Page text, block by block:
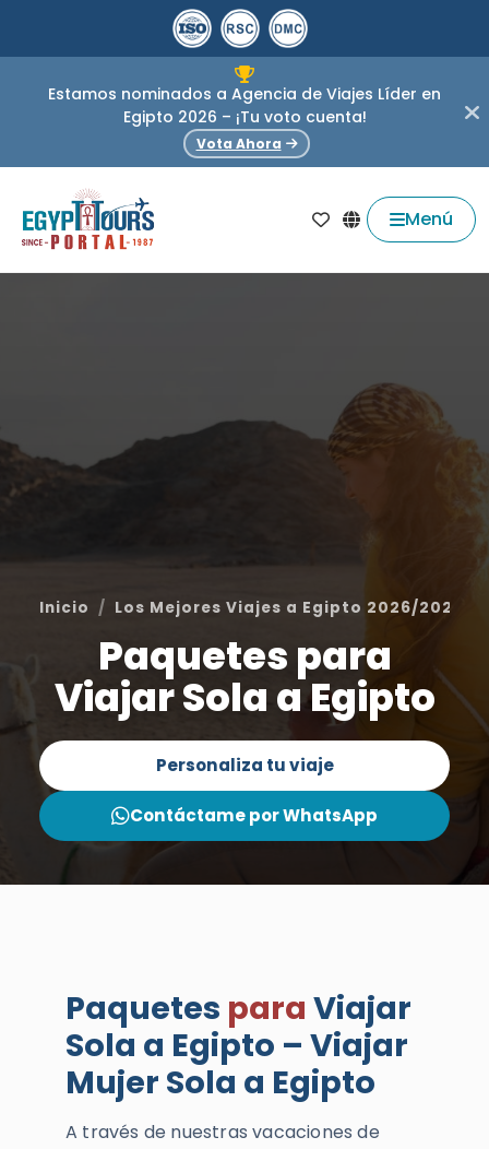
Estamos nominados a Agencia de Viajes Líder en
Egipto 2026 – ¡Tu voto cuenta!
Vota Ahora
Menú
Inicio Los Mejores Viajes a Egipto 2026/2027
Paquetes para
Viajar Sola a Egipto
Personaliza tu viaje
Contáctame por WhatsApp
Paquetes para Viajar
Sola a Egipto – Viajar
Mujer Sola a Egipto
A través de nuestras vacaciones de